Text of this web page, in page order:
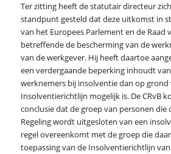
Ter zitting heeft de statutair directeur
standpunt gesteld dat deze uitkomst in
van het Europees Parlement en de Raad
betreffende de bescherming van de
van de werkgever. Hij heeft daartoe
een verdergaande beperking inhoudt
werknemers bij insolventie dan op grond
Insolventierichtlijn mogelijk is. De CRvB
conclusie dat de groep van personen die
Regeling wordt uitgesloten van een
regel overeenkomt met de groep die
toepassing van de Insolventierichtlijn